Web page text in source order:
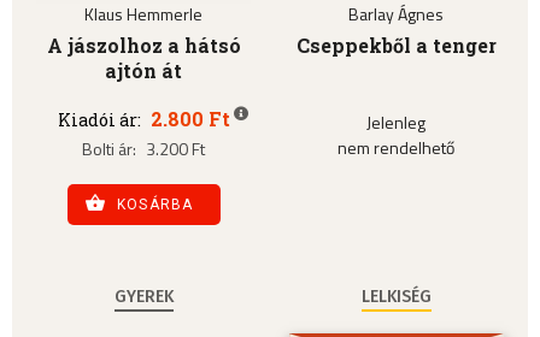
Klaus Hemmerle
A jászolhoz a hátsó
ajtón át
Kiadói ár: 2.800 Ft
Bolti ár: 3.200 Ft
KOSÁRBA
Barlay Ágnes
Cseppekből a tenger
Jelenleg
nem rendelhető
GYEREK LELKISÉG